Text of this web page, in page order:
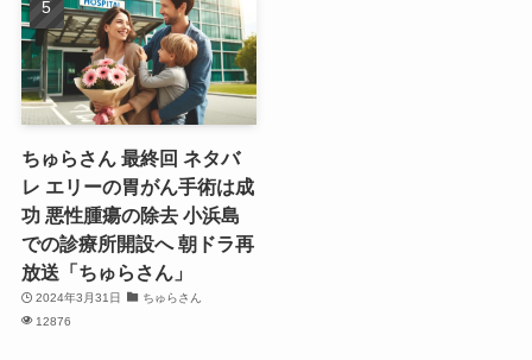
ちゅらさん 最終回 ネタバ
レ エリーの胃がん手術は成
功 悪性腫瘍の除去 小浜島
での診療所開設へ 朝ドラ再
放送「ちゅらさん」
2024年3月31日
ちゅらさん
12876